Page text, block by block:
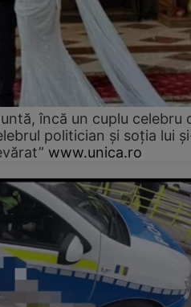
încă un cuplu celebru
politician și soția lui
www.unica.ro